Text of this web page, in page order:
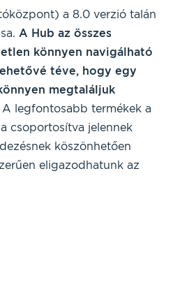
a 8.0 verzió talán
A Hub az összes
könnyen navigálható
téve, hogy egy
megtaláljuk
A legfontosabb termékek a
csoportosítva jelennek
köszönhetően
eligazodhatunk az